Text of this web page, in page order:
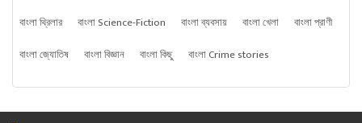
বাংলা থ্রিলার
বাংলা Science-Fiction বাংলা ব্যবসায় বাংলা খেলা
বাংলা প্রাণী
বাংলা জ্যোতিষ
বাংলা বিজ্ঞান বাংলা কিছু বাংলা Crime stories